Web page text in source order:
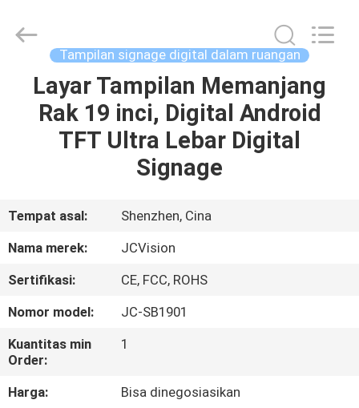
RUMAH
PRODUK
KITA
PABRIK
KONTROL
KUALITAS
Interactive
Technology
Tampilan signage digital dalam ruangan
Layar Tampilan Memanjang
Rak 19 inci, Digital Android
TFT Ultra Lebar Digital
Signage
Tempat asal:
Shenzhen, Cina
Nama merek:
JCVision
Sertifikasi:
CE, FCC, ROHS
Nomor model:
JC-SB1901
Kuantitas min
Order:
1
Harga:
Bisa dinegosiasikan